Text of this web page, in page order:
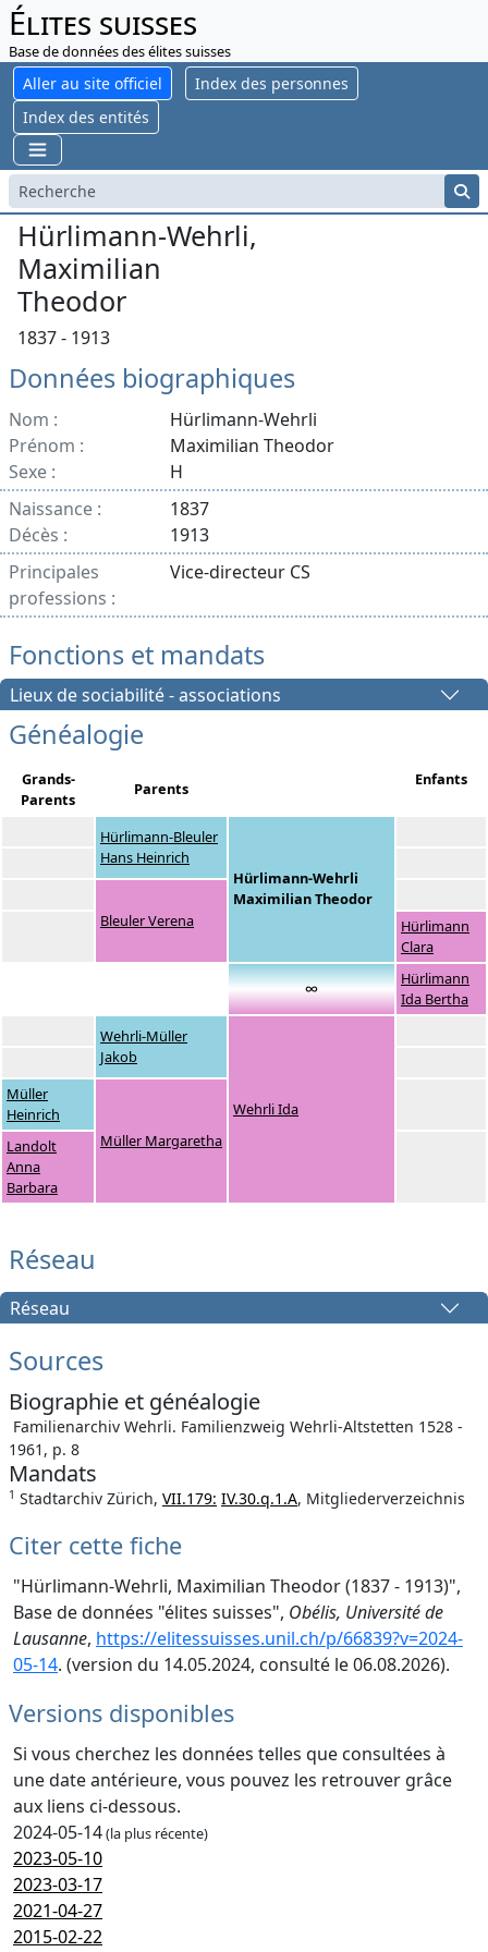
Élites suisses
Base de données des élites suisses
Aller au site officiel
Index des personnes
Index des entités
Hürlimann-Wehrli,
Maximilian
Theodor
1837 - 1913
Données biographiques
Nom :
Hürlimann-Wehrli
Prénom :
Maximilian Theodor
Sexe :
H
Naissance :
1837
Décès :
1913
Principales
professions :
Vice-directeur CS
Fonctions et mandats
Lieux de sociabilité - associations
Généalogie
Grands-
Parents
Parents Enfants
Hürlimann-Bleuler
Hans Heinrich
Hürlimann-Wehrli
Maximilian Theodor
Bleuler Verena
Hürlimann
Clara
∞
Hürlimann
Ida Bertha
Wehrli-Müller
Jakob
Wehrli Ida
Müller
Heinrich
Müller Margaretha
Landolt
Anna
Barbara
Réseau
Réseau
Sources
Biographie et généalogie
Familienarchiv Wehrli. Familienzweig Wehrli-Altstetten 1528 -
1961, p. 8
Mandats
1 Stadtarchiv Zürich, VII.179: IV.30.q.1.A, Mitgliederverzeichnis
Citer cette fiche
"Hürlimann-Wehrli, Maximilian Theodor (1837 - 1913)",
Base de données "élites suisses", Obélis, Université de
Lausanne, https://elitessuisses.unil.ch/p/66839?v=2024-
05-14. (version du 14.05.2024, consulté le 06.08.2026).
Versions disponibles
Si vous cherchez les données telles que consultées à
une date antérieure, vous pouvez les retrouver grâce
aux liens ci-dessous.
2024-05-14(la plus récente)
2023-05-10
2023-03-17
2021-04-27
2015-02-22